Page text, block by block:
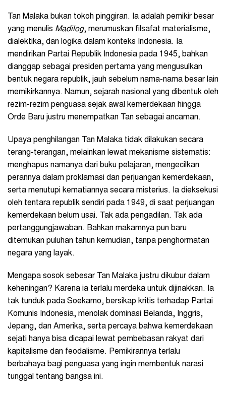
Tan Malaka bukan tokoh pinggiran. Ia adalah pemikir besar
yang menulis Madilog, merumuskan filsafat materialisme,
dialektika, dan logika dalam konteks Indonesia. Ia
mendirikan Partai Republik Indonesia pada 1945, bahkan
dianggap sebagai presiden pertama yang mengusulkan
bentuk negara republik, jauh sebelum nama-nama besar lain
memikirkannya. Namun, sejarah nasional yang dibentuk oleh
rezim-rezim penguasa sejak awal kemerdekaan hingga
Orde Baru justru menempatkan Tan sebagai ancaman.
Upaya penghilangan Tan Malaka tidak dilakukan secara
terang-terangan, melainkan lewat mekanisme sistematis:
menghapus namanya dari buku pelajaran, mengecilkan
perannya dalam proklamasi dan perjuangan kemerdekaan,
serta menutupi kematiannya secara misterius. Ia dieksekusi
oleh tentara republik sendiri pada 1949, di saat perjuangan
kemerdekaan belum usai. Tak ada pengadilan. Tak ada
pertanggungjawaban. Bahkan makamnya pun baru
ditemukan puluhan tahun kemudian, tanpa penghormatan
negara yang layak.
Mengapa sosok sebesar Tan Malaka justru dikubur dalam
keheningan? Karena ia terlalu merdeka untuk dijinakkan. Ia
tak tunduk pada Soekarno, bersikap kritis terhadap Partai
Komunis Indonesia, menolak dominasi Belanda, Inggris,
Jepang, dan Amerika, serta percaya bahwa kemerdekaan
sejati hanya bisa dicapai lewat pembebasan rakyat dari
kapitalisme dan feodalisme. Pemikirannya terlalu
berbahaya bagi penguasa yang ingin membentuk narasi
tunggal tentang bangsa ini.